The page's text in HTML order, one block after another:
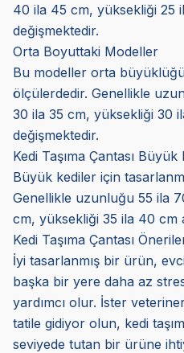
40 ila 45 cm, yüksekliği 25
değişmektedir.
Orta Boyuttaki Modeller
Bu modeller orta
ölçülerdedir. Genellikle
30 ila 35 cm, yüksekliği 30
değişmektedir.
Kedi Taşıma Çantası Büyük
Büyük kediler için
Genellikle uzunluğu 55 ila
cm, yüksekliği 35 ila 40 cm
Kedi Taşıma Çantası
İyi tasarlanmış bir ürün,
başka bir yere daha az
yardımcı olur. İster
tatile gidiyor olun, kedi
seviyede tutan bir ürüne